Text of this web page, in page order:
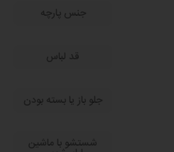
جنس پارچه
قد لباس
جلو باز یا بسته بودن
شستشو با ماشین